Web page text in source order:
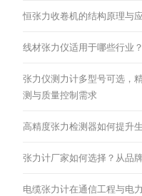
恒张力收卷机的结构原理与
线材张力仪适用于哪些行业
张力仪测力计多型号可选，
测与质量控制需求
高精度张力检测器如何提升
张力计厂家如何选择？从品
电缆张力计在通信工程与电